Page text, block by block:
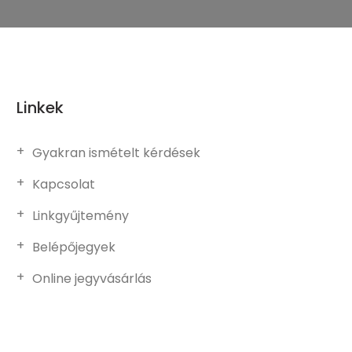
Linkek
Gyakran ismételt kérdések
Kapcsolat
Linkgyűjtemény
Belépőjegyek
Online jegyvásárlás